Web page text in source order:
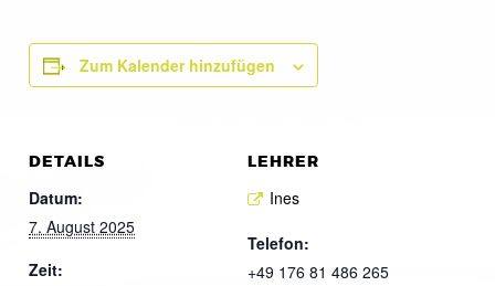
Zum Kalender hinzufügen
DETAILS
Datum:
7. August 2025
Zeit:
LEHRER
Ines
Telefon:
+49 176 81 486 265